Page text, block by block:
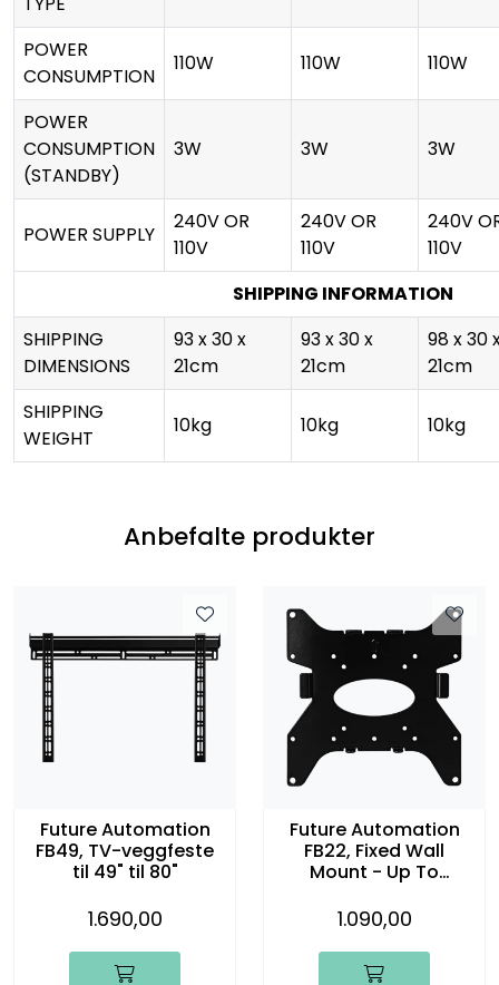
POWER
CONSUMPTION
110W 110W 110W
POWER
CONSUMPTION
(STANDBY)
3W 3W 3W
POWER SUPPLY
240V OR
110V
240V OR
110V
240V
110V
SHIPPING INFORMATION
SHIPPING
DIMENSIONS
93 x 30 x
21cm
93 x 30 x
21cm
98 x 30
21cm
SHIPPING
WEIGHT
10kg 10kg 10kg
Anbefalte produkter
Future Automation
FB49, TV-veggfeste
til 49" til 80"
1.690,00
Future Automation
FB22, Fixed Wall
Mount - Up To
1.090,00